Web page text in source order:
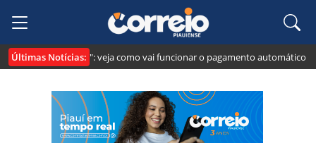
Últimas Notícias:
o "Pix Pensão": veja como vai funcionar o pagamento automático da